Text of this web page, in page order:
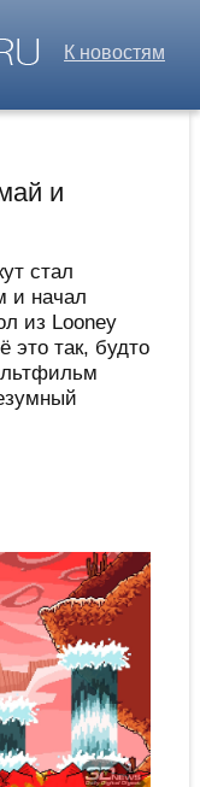
К новостям
и
стал
и начал
из Looney
это так, будто